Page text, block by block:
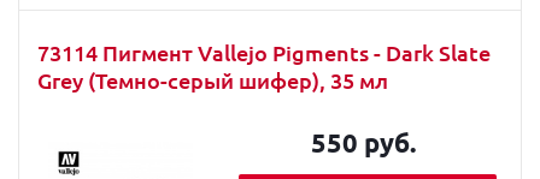
73114 Пигмент Vallejo Pigments - Dark Slate
Grey (Темно-серый шифер), 35 мл
550 руб.